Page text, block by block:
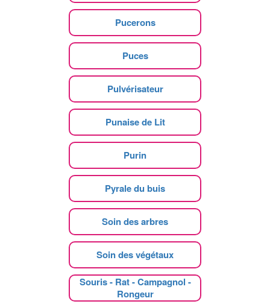
Pucerons
Puces
Pulvérisateur
Punaise de Lit
Purin
Pyrale du buis
Soin des arbres
Soin des végétaux
Souris - Rat - Campagnol -
Rongeur